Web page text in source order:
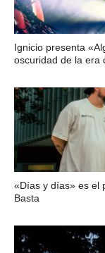
Ignicio presenta
oscuridad de la era
«Días y días» es el
Basta